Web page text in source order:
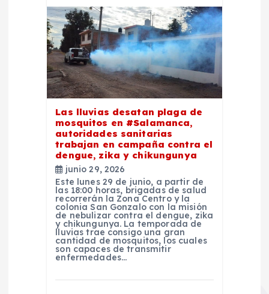
Las lluvias desatan plaga de
mosquitos en #Salamanca,
autoridades sanitarias
trabajan en campaña contra el
dengue, zika y chikungunya
junio 29, 2026
Este lunes 29 de junio, a partir de
las 18:00 horas, brigadas de salud
recorrerán la Zona Centro y la
colonia San Gonzalo con la misión
de nebulizar contra el dengue, zika
y chikungunya. La temporada de
lluvias trae consigo una gran
cantidad de mosquitos, los cuales
son capaces de transmitir
enfermedades…